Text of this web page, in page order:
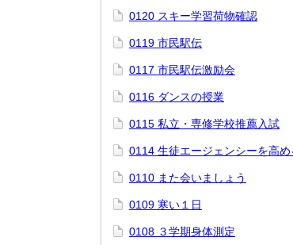
0120 スキー学習荷物確認
0119 市民駅伝
0117 市民駅伝激励会
0116 ダンスの授業
0115 私立・専修学校推薦入試
0114 生徒エージェンシーを高め
0110 また会いましょう
0109 寒い１日
0108 ３学期身体測定